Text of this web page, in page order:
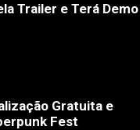
Trailer e Terá Demo
Gratuita e
Fest